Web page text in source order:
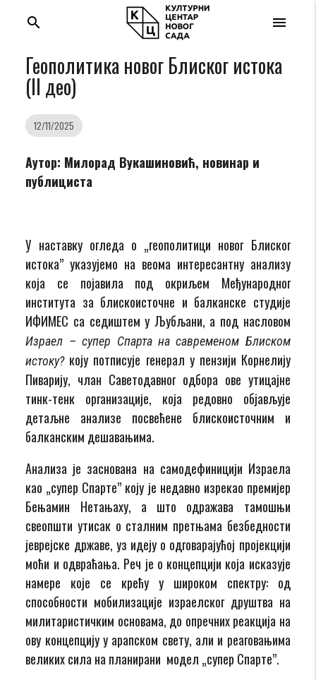
menu
search
Геополитика новог Блиског истока
(II део)
12/11/2025
Аутор: Милорад Вукашиновић, новинар и
публициста
У наставку огледа о „геополитици новог Блиског
истока” указујемо на веома интересантну анализу
која се појавила под окриљем Међународног
института за блискоисточне и балканске студије
ИФИМЕС са седиштем у Љубљани, а под насловом
Израел – супер Спарта на савременом Блиском
истоку?коју потписује генерал у пензији Корнелију
Пиварију, члан Саветодавног одбора ове утицајне
тинк-тенк организације, која редовно објављује
детаљне анализе посвећене блискоисточним и
балканским дешавањима.
Анализа је заснована на самодефиницији Израела
као „супер Спарте” коју је недавно изрекао премијер
Бењамин Нетањаху, а што одражава тамошњи
свеопшти утисак о сталним претњама безбедности
јеврејске државе, уз идеју о одговарајућој пројекцији
моћи и одвраћања. Реч је о концепцији која исказује
намере које се крећу у широком спектру: од
способности мобилизације израелског друштва на
милитаристичким основама, до опречних реакција на
ову концепцију у арапском свету, али и реаговањима
великих сила на планирани модел „супер Спарте”.